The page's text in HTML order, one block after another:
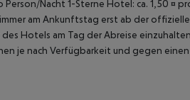
Nacht 1-Sterne Hotel: ca. 1,50 ¤
am Ankunftstag erst ab der
Hotels am Tag der Abreise
je nach Verfügbarkeit und gegen einen